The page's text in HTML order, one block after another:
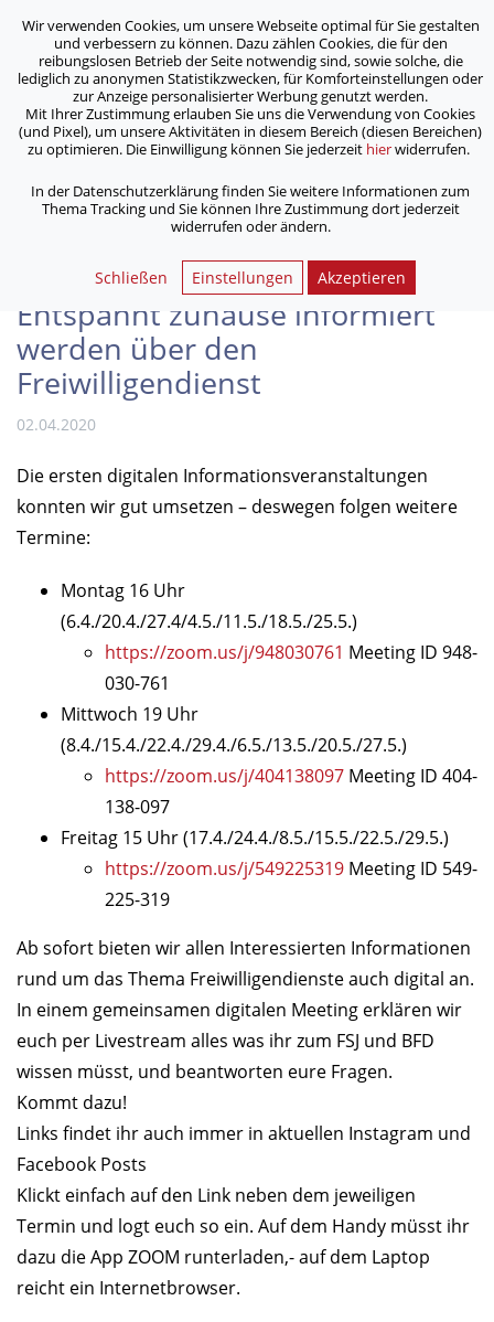
ASB Bonn/Rhein-Sieg/Eifel e.V.
bewegt Menschen
Home / Aktuelles /
Digitale Informationsveranstaltungen - Entspannt zuhause
Informationsveranstaltungen -
Entspannt zuhause informiert
werden über den
Freiwilligendienst
02.04.2020
Die ersten digitalen Informationsveranstaltungen
konnten wir gut umsetzen – deswegen folgen weitere
Termine:
Montag 16 Uhr
(6.4./20.4./27.4/4.5./11.5./18.5./25.5.)
https://zoom.us/j/948030761 Meeting ID 948-
030-761
Mittwoch 19 Uhr
(8.4./15.4./22.4./29.4./6.5./13.5./20.5./27.5.)
https://zoom.us/j/404138097 Meeting ID 404-
138-097
Freitag 15 Uhr (17.4./24.4./8.5./15.5./22.5./29.5.)
https://zoom.us/j/549225319 Meeting ID 549-
225-319
Ab sofort bieten wir allen Interessierten Informationen
rund um das Thema Freiwilligendienste auch digital an.
In einem gemeinsamen digitalen Meeting erklären wir
euch per Livestream alles was ihr zum FSJ und BFD
wissen müsst, und beantworten eure Fragen.
Kommt dazu!
Links findet ihr auch immer in aktuellen Instagram und
Facebook Posts
Klickt einfach auf den Link neben dem jeweiligen
Termin und logt euch so ein. Auf dem Handy müsst ihr
dazu die App ZOOM runterladen,- auf dem Laptop
reicht ein Internetbrowser.
Wir verwenden Cookies, um unsere Webseite optimal für Sie gestalten
und verbessern zu können. Dazu zählen Cookies, die für den
reibungslosen Betrieb der Seite notwendig sind, sowie solche, die
lediglich zu anonymen Statistikzwecken, für Komforteinstellungen oder
zur Anzeige personalisierter Werbung genutzt werden.
Mit Ihrer Zustimmung erlauben Sie uns die Verwendung von Cookies
(und Pixel), um unsere Aktivitäten in diesem Bereich (diesen Bereichen)
zu optimieren. Die Einwilligung können Sie jederzeit hierwiderrufen.
In der Datenschutzerklärung finden Sie weitere Informationen zum
Thema Tracking und Sie können Ihre Zustimmung dort jederzeit
widerrufen oder ändern.
Schließen Einstellungen Akzeptieren